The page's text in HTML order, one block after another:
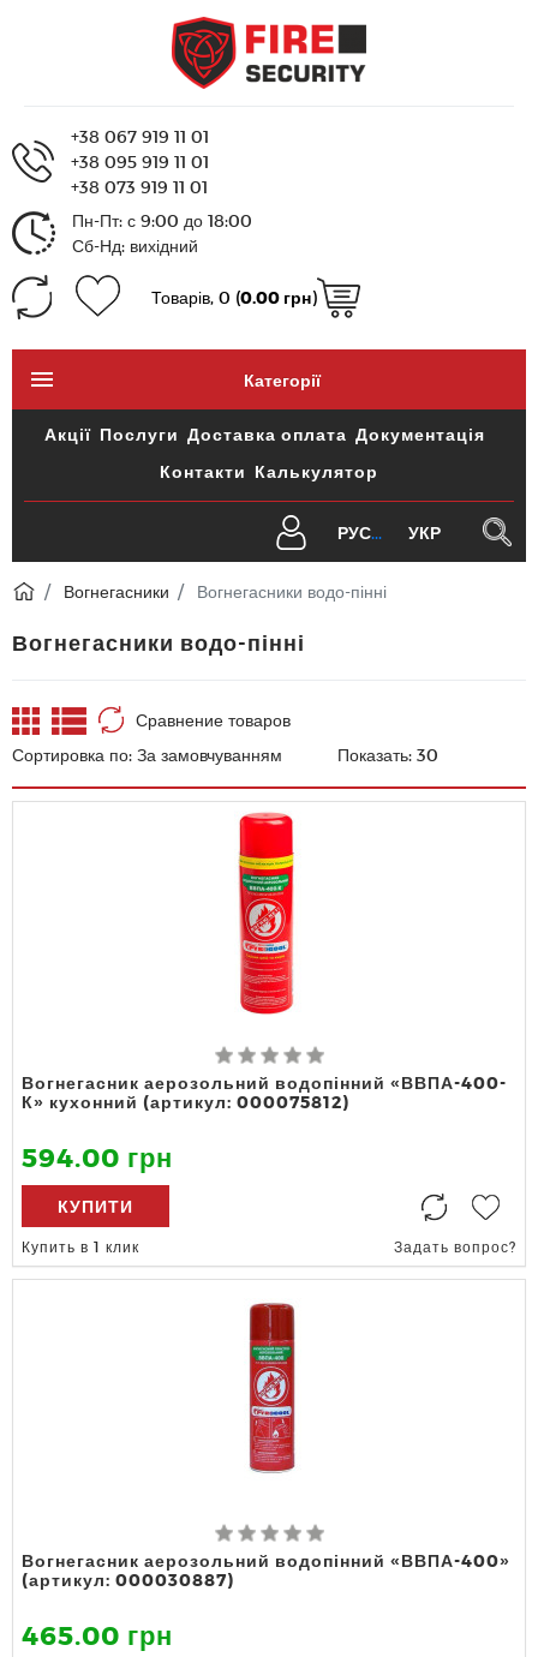
+38 067 919 11 01
+38 095 919 11 01
+38 073 919 11 01
Пн-Пт: с 9:00 до 18:00
Сб-Нд: вихідний
Товарів, 0 (0.00 грн)
Категорії
Акції Послуги Доставка оплата Документація
Контакти Калькулятор
РУС УКР
Вогнегасники Вогнегасники водо-пінні
Вогнегасники водо-пінні
Сравнение товаров
Сортировка по:
Показать:
Вогнегасник аерозольний водопінний «ВВПА-400-
К» кухонний (артикул: 000075812)
594.00 грн
КУПИТИ
Купить в 1 клик Задать вопрос?
Вогнегасник аерозольний водопінний «ВВПА-400»
(артикул: 000030887)
465.00 грн